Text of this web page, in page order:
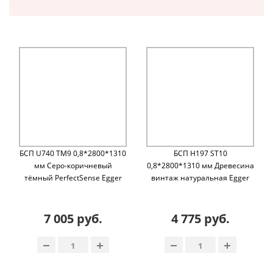
БСП U740 TM9 0,8*2800*1310
мм Cеро-коричневый
тёмный PerfectSense Egger
7 005 руб.
БСП H197 ST10
0,8*2800*1310 мм Древесина
винтаж натуральная Egger
4 775 руб.